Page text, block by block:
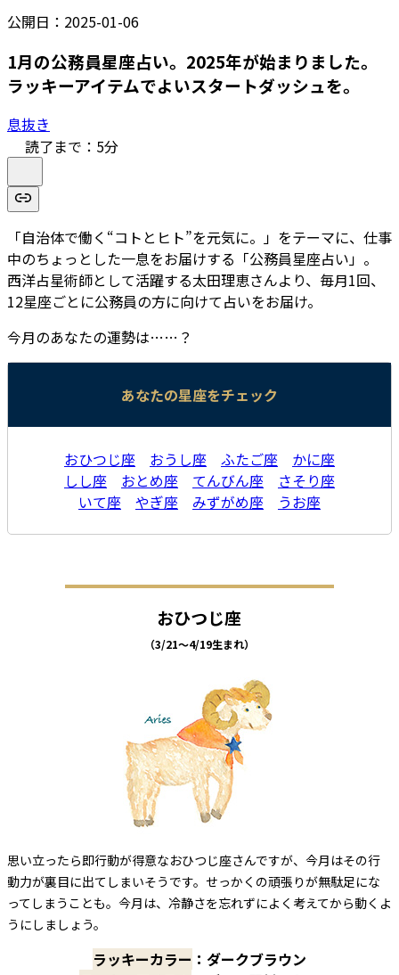
公開日： 2025-01-06
1月の公務員星座占い。2025年が始まりました。
ラッキーアイテムでよいスタートダッシュを。
息抜き
読了まで： 5分
「自治体で働く“コトとヒト”を元気に。」をテーマに、仕事
中のちょっとした一息をお届けする「公務員星座占い」。
西洋占星術師として活躍する太田理恵さんより、毎月1回、
12星座ごとに公務員の方に向けて占いをお届け。
今月のあなたの運勢は……？
あなたの星座をチェック
おひつじ座 おうし座 ふたご座
かに座
しし座
おとめ座 てんびん座
さそり座
いて座
やぎ座 みずがめ座 うお座
おひつじ座
（3/21～4/19生まれ）
思い立ったら即行動が得意なおひつじ座さんですが、今月はその行
動力が裏目に出てしまいそうです。せっかくの頑張りが無駄足にな
ってしまうことも。今月は、冷静さを忘れずによく考えてから動くよ
うにしましょう。
ラッキーカラー ：ダークブラウン